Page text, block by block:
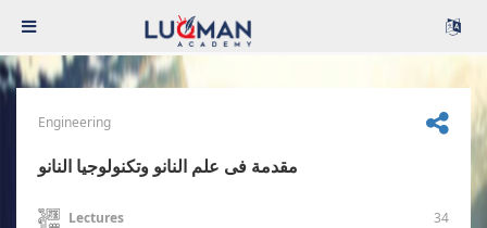
Engineering
مقدمة فى علم النانو وتكنولوجيا النانو
Lectures 34